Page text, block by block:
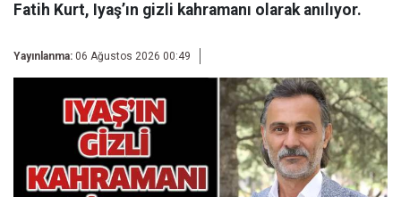
Fatih Kurt, Iyaş’ın gizli kahramanı olarak anılıyor.
Yayınlanma: 06 Ağustos 2026 00:49